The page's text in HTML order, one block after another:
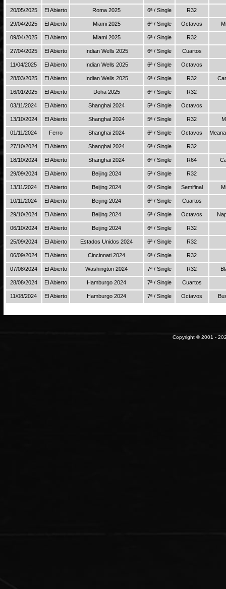
20/05/2025 El Abierto Roma 2025 6ª / Single R32
29/04/2025 El Abierto Miami 2025 6ª / Single Octavos
09/04/2025 El Abierto Miami 2025 6ª / Single R32
27/04/2025 El Abierto Indian Wells 2025 6ª / Single Cuartos
11/04/2025 El Abierto Indian Wells 2025 6ª / Single Octavos
28/03/2025 El Abierto Indian Wells 2025 6ª / Single R32
16/01/2025 El Abierto Doha 2025 6ª / Single R32
03/11/2024 El Abierto Shanghai 2024 5ª / Single Octavos
13/10/2024 El Abierto Shanghai 2024 5ª / Single R32
01/11/2024 Ferro Shanghai 2024 6ª / Single Octavos
27/10/2024 El Abierto Shanghai 2024 6ª / Single R32
18/10/2024 El Abierto Shanghai 2024 6ª / Single R64
29/09/2024 El Abierto Beijing 2024 5ª / Single R32
13/11/2024 El Abierto Beijing 2024 6ª / Single Semifinal
10/11/2024 El Abierto Beijing 2024 6ª / Single Cuartos
29/10/2024 El Abierto Beijing 2024 6ª / Single Octavos
06/10/2024 El Abierto Beijing 2024 6ª / Single R32
25/09/2024 El Abierto Estados Unidos 2024 6ª / Single R32
06/09/2024 El Abierto Cincinnati 2024 6ª / Single R32
07/08/2024 El Abierto Washington 2024 7ª / Single R32
28/08/2024 El Abierto Hamburgo 2024 7ª / Single Cuartos
11/08/2024 El Abierto Hamburgo 2024 7ª / Single Octavos
Copyright © 2001 -